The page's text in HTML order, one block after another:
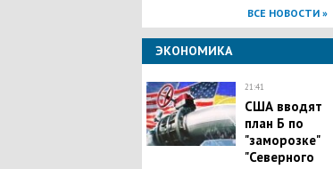
ВСЕ НОВОСТИ »
ЭКОНОМИКА
21:41
США вводят
план Б по
"заморозке"
"Северного